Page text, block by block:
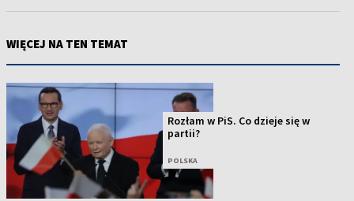
WIĘCEJ NA TEN TEMAT
Rozłam w PiS. Co dzieje się w
partii?
POLSKA